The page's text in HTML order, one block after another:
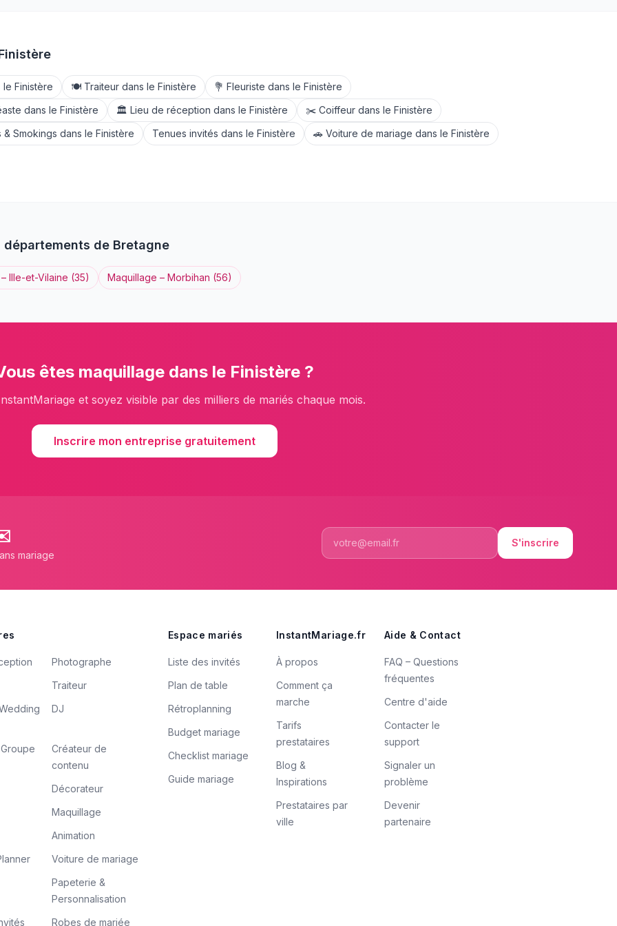
le Finistère 🍽️ Traiteur dans le Finistère 💐 Fleuriste dans le Finistère
dans le Finistère 🏛️ Lieu de réception dans le Finistère ✂️ Coiffeur dans le Finistère
& Smokings dans le Finistère Tenues invités dans le Finistère 🚗 Voiture de mariage dans le Finistère
de Bretagne
Ille-et-Vilaine (35) Maquillage – Morbihan (56)
êtes maquillage dans le Finistère ?
et soyez visible par des milliers de mariés chaque mois.
Inscrire mon entreprise gratuitement
mariage
S'inscrire
Photographe
Traiteur
DJ
Créateur de
contenu
Décorateur
Maquillage
Animation
Voiture de mariage
Papeterie &
Personnalisation
Robes de mariée
Espace mariés
Liste des invités
Plan de table
Rétroplanning
Budget mariage
Checklist mariage
Guide mariage
InstantMariage.fr
À propos
Comment ça
marche
Tarifs
prestataires
Blog &
Inspirations
Prestataires par
ville
Aide & Contact
FAQ – Questions
fréquentes
Centre d'aide
Contacter le
support
Signaler un
problème
Devenir
partenaire